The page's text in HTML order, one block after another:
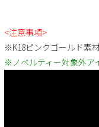
<注意事項>
※K18ピンクゴールド素
※ノベルティー対象外ア